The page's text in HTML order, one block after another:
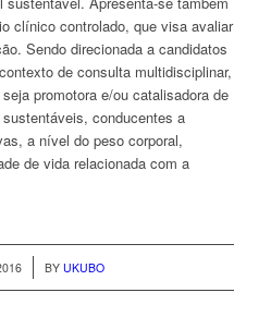
clínico controlado, que visa avaliar
Sendo direcionada a candidatos
de consulta multidisciplinar,
promotora e/ou catalisadora de
conducentes a
a nível do peso corporal,
de vida relacionada com a
BY UKUBO